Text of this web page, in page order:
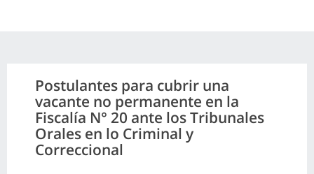
Postulantes para cubrir una
vacante no permanente en la
Fiscalía N° 20 ante los Tribunales
Orales en lo Criminal y
Correccional